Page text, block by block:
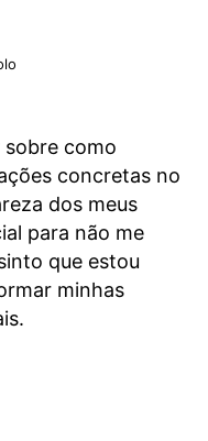
como
concretas no
dos meus
para não me
que estou
minhas